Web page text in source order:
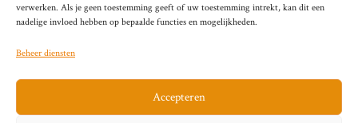
verwerken. Als je geen toestemming geeft of uw toestemming intrekt, kan dit een
nadelige invloed hebben op bepaalde functies en mogelijkheden.
Beheer diensten
Accepteren
Mei 29, 2026
Sitemap Contact Privacybeleid (EU) Impressum